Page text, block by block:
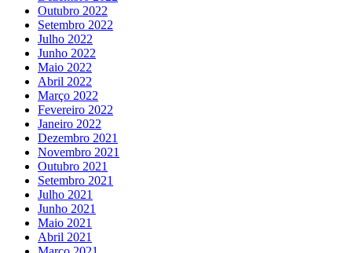
Outubro 2022
Setembro 2022
Julho 2022
Junho 2022
Maio 2022
Abril 2022
Março 2022
Fevereiro 2022
Janeiro 2022
Dezembro 2021
Novembro 2021
Outubro 2021
Setembro 2021
Julho 2021
Junho 2021
Maio 2021
Abril 2021